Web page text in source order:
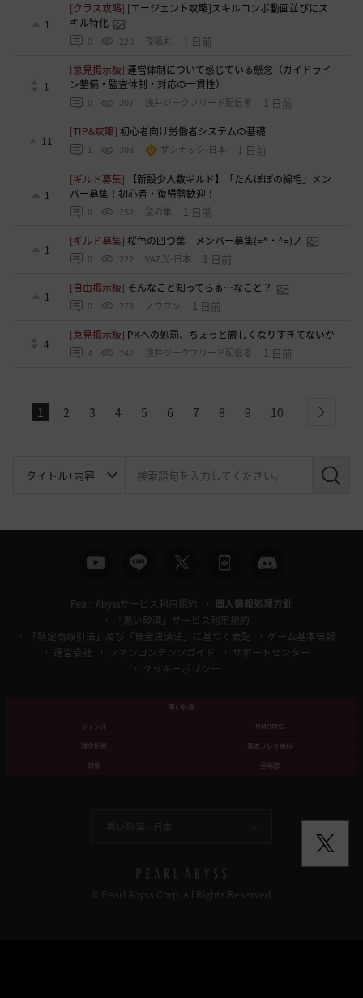
1
[クラス攻略] [エージェント攻略]スキルコンボ動画並びにス
キル特化
0 220 夜狐丸 1 日前
1
[意見掲示板]運営体制について感じている懸念（ガイドライ
ン整備・監査体制・対応の一貫性）
0 207 浅井ジークフリード配信者 1 日前
11
[TIP&攻略]初心者向け労働者システムの基礎
1 308 ザンナック-日本 1 日前
1
[ギルド募集]
【新設少人数ギルド】「たんぽぽの綿毛」メン
バー募集！初心者・復帰勢歓迎！
0 252 鼠の巣 1 日前
1
[ギルド募集]桜色の四つ葉 メンバー募集(=^・^=)ノ
0 222 VAZ光-日本 1 日前
1
[自由掲示板] そんなこと知ってらぁ…なこと？
0 278 ノウワン 1 日前
4
[意見掲示板] PKへの処罰、ちょっと厳しくなりすぎてないか
4 242 浅井ジークフリード配信者 1 日前
1 2 3 4 5 6 7 8 9 10 next
検
Pearl Abyssサービス利用規約
個人情報処理方針
「黒い砂漠」サービス利用規約
「特定商取引法」及び「資金決済法」に基づく表記
ゲーム基本情報
運営会社
ファンコンテンツガイド
サポートセンター
クッキーポリシー
黒い砂漠
ジャンル
MMORPG
課金形態
基本プレイ無料
対象
全年齢
黒い砂漠 - 日本
© Pearl Abyss Corp. All Rights Reserved.